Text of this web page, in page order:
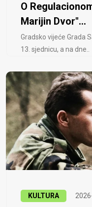
O
Marijin Dvor"...
Gradsko vijeće Grada
13. sjednicu, a na dne..
KULTURA